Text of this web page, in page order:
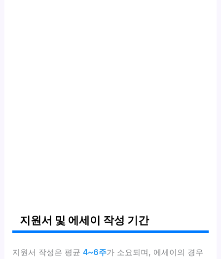
지원서 및 에세이 작성 기간
지원서 작성은 평균4~6주가 소요되며, 에세이의 경우